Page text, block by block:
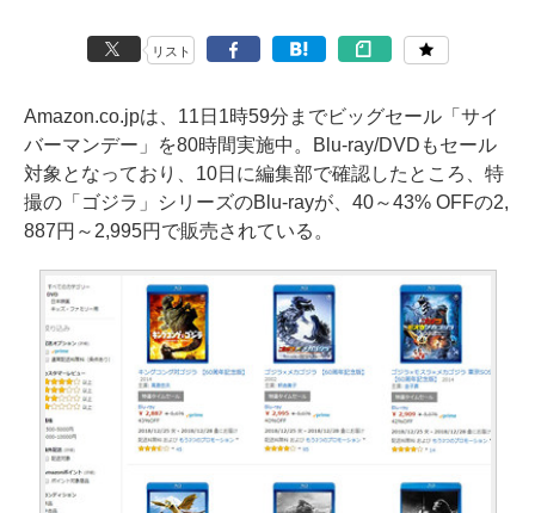
リスト
Amazon.co.jpは、11日1時59分までビッグセール「サイ
バーマンデー」を80時間実施中。Blu-ray/DVDもセール
対象となっており、10日に編集部で確認したところ、特
撮の「ゴジラ」シリーズのBlu-rayが、40～43% OFFの2,
887円～2,995円で販売されている。